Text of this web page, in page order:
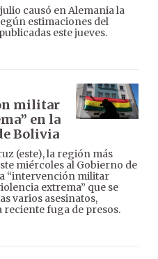
causó en Alemania la
estimaciones del
este jueves.
militar
en la
Bolivia
(este), la región más
miércoles al Gobierno de
“intervención militar
extrema” que se
varios asesinatos,
reciente fuga de presos.